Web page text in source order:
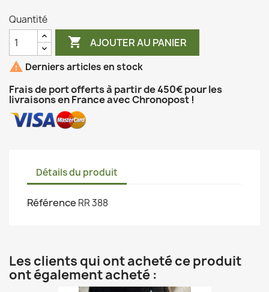
Quantité
 AJOUTER AU PANIER
 Derniers articles en stock
Frais de port offerts à partir de 450€ pour les
livraisons en France avec Chronopost !
Détails du produit
Référence RR 388
Les clients qui ont acheté ce produit
ont également acheté :